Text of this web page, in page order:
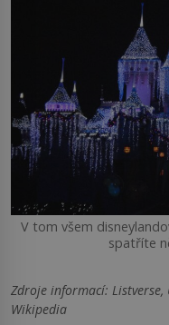
V tom všem
spatříte
Zdroje informací: Listverse,
Wikipedia